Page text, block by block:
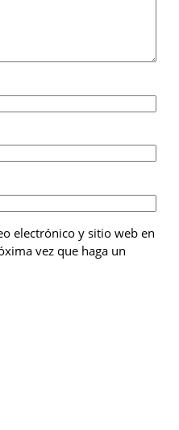
electrónico y sitio web en
vez que haga un